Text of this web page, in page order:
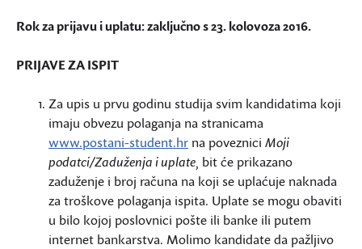
Rok za prijavu i uplatu: zaključno s23. kolovoza 2016.
PRIJAVE ZA ISPIT
Za upis u prvu godinu studija svim kandidatima koji
imaju obvezu polaganja na stranicama
www.postani-student.hr na poveznici Moji
podatci/Zaduženja i uplate, bit će prikazano
zaduženje i broj računa na koji se uplaćuje naknada
za troškove polaganja ispita. Uplate se mogu obaviti
u bilo kojoj poslovnici pošte ili banke ili putem
internet bankarstva. Molimo kandidate da pažljivo